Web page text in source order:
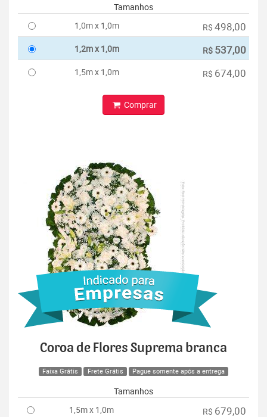
Tamanhos
1,0m x 1,0m
R$ 498,00
1,2m x 1,0m R$ 537,00
1,5m x 1,0m R$ 674,00
Comprar
Coroa de Flores Suprema branca
Faixa Grátis Frete Grátis Pague somente após a entrega
Tamanhos
1,5m x 1,0m
R$ 679,00